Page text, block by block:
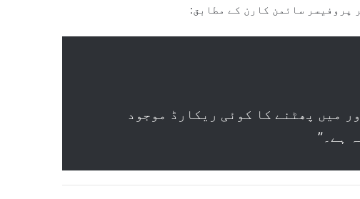
پروفیسر سائمن کارن کے مطابق:
میں پھٹنے کا کوئی ریکارڈ موجود
ہے۔”